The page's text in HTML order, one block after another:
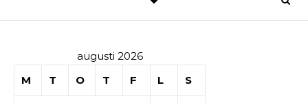
augusti 2026
M
T O T F L S